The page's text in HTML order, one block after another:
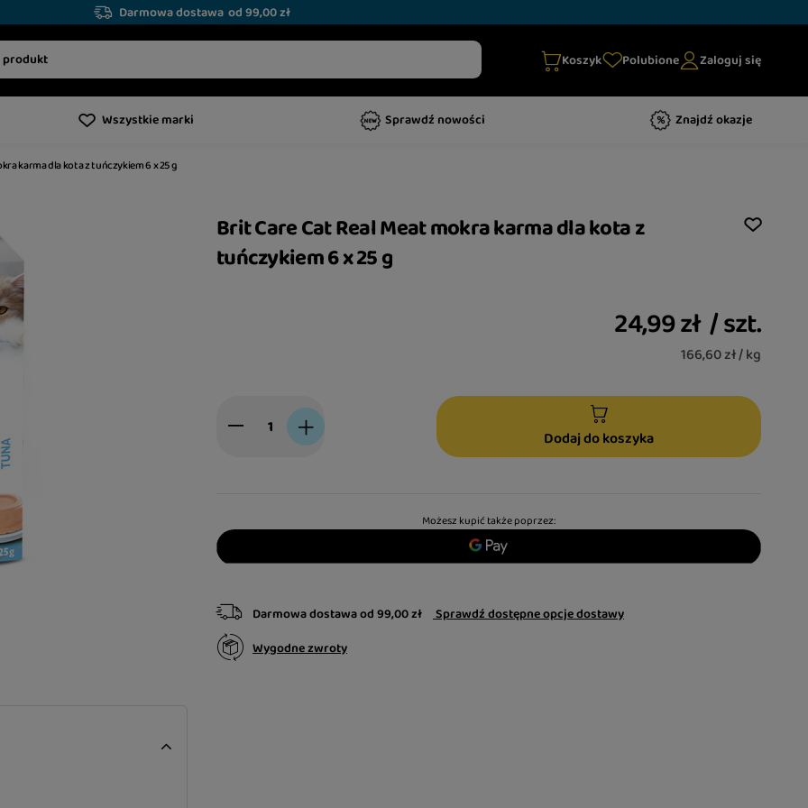
Darmowa dostawa od 99,00 zł
Koszyk Polubione Zaloguj się
Wszystkie marki Sprawdź nowości Znajdź okazje
karma dla kota z tuńczykiem 6 x 25 g
Brit Care Cat Real Meat mokra karma dla kota z
tuńczykiem 6 x 25 g
24,99 zł /szt.
166,60 zł / kg
Dodaj do koszyka
Możesz kupić także poprzez:
Darmowa dostawaod99,00 zł Sprawdź dostępne opcje dostawy
Wygodne zwroty